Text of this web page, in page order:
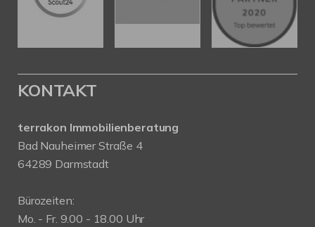
KONTAKT
terrakon Immobilienberatung
Bad Nauheimer Straße 4
64289 Darmstadt
Bürozeiten:
Mo. - Fr. 9.00 - 18.00 Uhr